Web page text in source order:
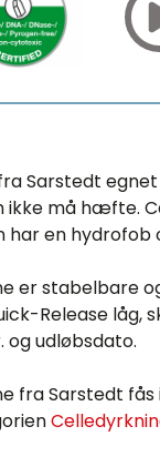
Sarstedt
ikke må hæfte.
har en hydrofob
er stabelbare
Release låg,
og udløbsdato.
fra Sarstedt